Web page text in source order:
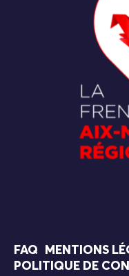
FAQ MENTIONS
POLITIQUE DE